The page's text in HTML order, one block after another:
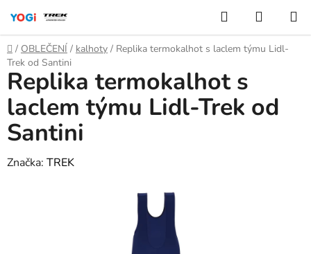
obsah
Hledat
KOŠÍK
Domů
/ OBLEČENÍ / kalhoty / Replika termokalhot s laclem týmu Lidl-
Trek od Santini
Replika termokalhot s
laclem týmu Lidl-Trek od
Santini
Značka: TREK